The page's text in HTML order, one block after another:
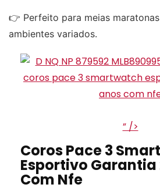
👉 Perfeito para meias
ambientes variados.
” />
Coros Pace 3
Esportivo Garantia
Com Nfe